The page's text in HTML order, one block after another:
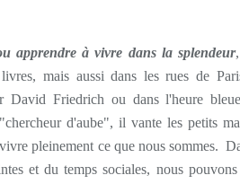
apprendre à vivre dans la splendeur
mais aussi dans les rues de
David Friedrich ou dans l'heure
d'aube", il vante les petits
pleinement ce que nous sommes.
et du temps sociales, nous